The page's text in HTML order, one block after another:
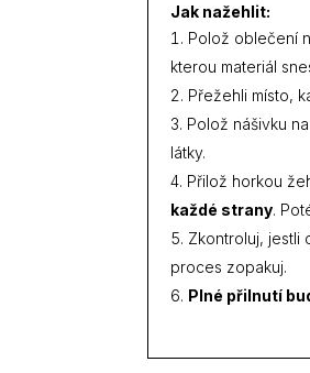
Jak nažehlit:
Polož oblečení
kterou materiál
Přežehli místo,
Polož nášivku
látky.
Přilož horkou
každé strany.
Zkontroluj, jestli
proces zopakuj.
Plné přilnutí